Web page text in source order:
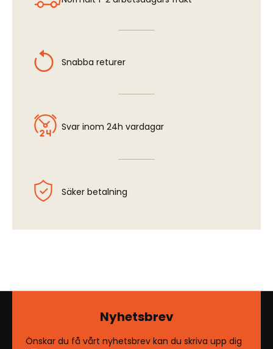
Snabba returer
Svar inom 24h vardagar
Säker betalning
Nyhetsbrev
Önskar du få vårt nyhetsbrev kan du skriva upp dig